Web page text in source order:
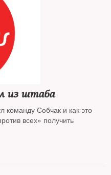
из штаба
команду Собчак и как это
всех» получить